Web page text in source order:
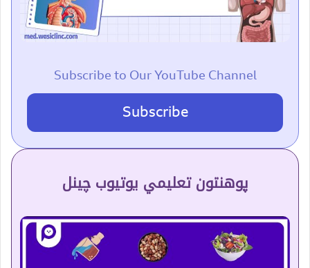
Subscribe to Our YouTube Channel
Subscribe
پوهنتون تعلیمي یوتیوب چینل